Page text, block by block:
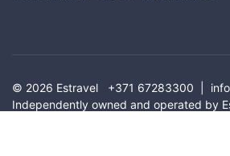
© 2026 Estravel +371 67283300 |
Independently owned and operated by